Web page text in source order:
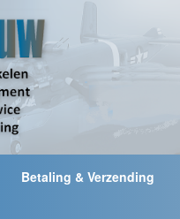
Betaling & Verzending